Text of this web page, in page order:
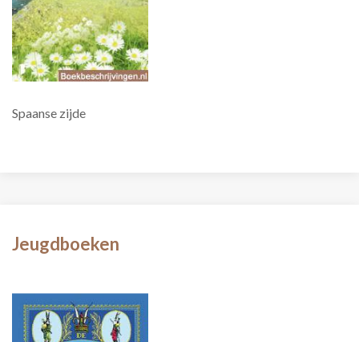
Spaanse zijde
Jeugdboeken